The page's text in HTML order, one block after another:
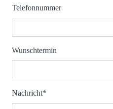
Telefonnummer
Wunschtermin
Nachricht*